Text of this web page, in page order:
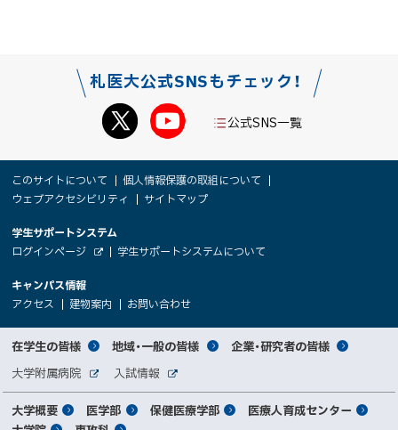
札医大公式SNSもチェック！
公式SNS一覧
サ
イ
ト
報
このサイトについて
個人情報保護の取組について
ウェブアクセシビリティ
サイトマップ
大
学
関
者
向
け
学生サポートシステム
ログインページ
イ
ト
（
新
ィ
ド
ウ
で
開
き
ま
す
学生サポートシステムについて
キャンパス情報
アクセス
（
新
規
ウ
ィ
ン
ド
ウ
で
開
建物案内
（
新
規
ウ
ィ
ン
ド
ウ
で
お問い合わせ
規
ウ
ィ
ウ
で
開
サ
イ
ト
対
象
者
別
在学生の皆様 地域・一般の皆様 企業・研究者の皆様
関
連
サ
大学附属病院
サ
イ
入試情報
サ
メ
大学概要 医学部 保健医療学部
医療人育成センター